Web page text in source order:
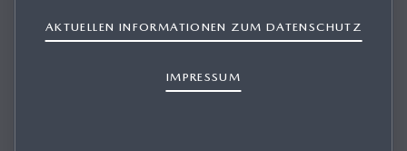
AKTUELLEN INFORMATIONEN ZUM DATENSCHUTZ
IMPRESSUM